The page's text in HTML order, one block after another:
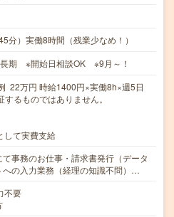
分）実働8時間（残業少なめ！）
期 ※開始日相談OK ※9月～！
22万円 時給1400円×実働8h×週5日
るものではありません。
して実費支給
事務のお仕事・請求書発行（データ
への入力業務（経理の知識不問）…
不要